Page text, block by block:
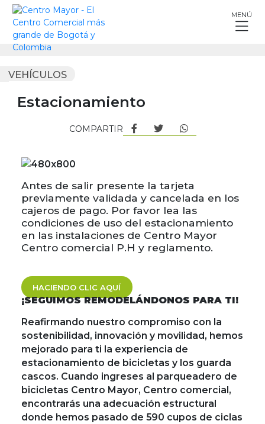
Skip
MENÚ
VEHÍCULOS
Estacionamiento
COMPARTIR
Antes de salir presente la tarjeta
previamente validada y cancelada en los
cajeros de pago. Por favor lea las
condiciones de uso del estacionamiento
en las instalaciones de Centro Mayor
Centro comercial P.H y reglamento.
HACIENDO CLIC AQUÍ
¡SEGUIMOS REMODELÁNDONOS PARA TI!
Reafirmando nuestro compromiso con la
sostenibilidad, innovación y movilidad, hemos
mejorado para ti la experiencia de
estacionamiento de bicicletas y los guarda
cascos. Cuando ingreses al parqueadero de
bicicletas Centro Mayor, Centro comercial,
encontrarás una adecuación estructural
donde hemos pasado de 590 cupos de ciclas